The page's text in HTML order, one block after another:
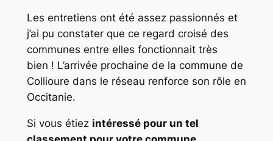
Les entretiens ont été assez passionnés et
j’ai pu constater que ce regard croisé des
communes entre elles fonctionnait très
bien ! L’arrivée prochaine de la commune de
Collioure dans le réseau renforce son rôle en
Occitanie.
Si vous étiez intéressé pour un tel